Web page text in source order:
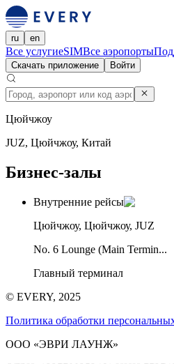
ru en
Все услугиeSIMВсе аэропорты
Скачать приложение Войти
Цюйчжоу
JUZ, Цюйчжоу, Китай
Бизнес-залы
Внутренние рейсы
Цюйчжоу, Цюйчжоу, JUZ
No. 6 Lounge (Main Termin...
Главный терминал
© EVERY, 2025
Политика обработки
ООО «ЭВРИ ЛАУНЖ»